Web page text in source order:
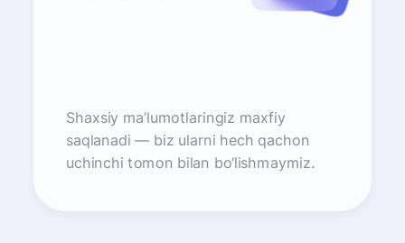
Shaxsiy ma’lumotlaringiz maxfiy
saqlanadi — biz ularni hech qachon
uchinchi tomon bilan bo‘lishmaymiz.